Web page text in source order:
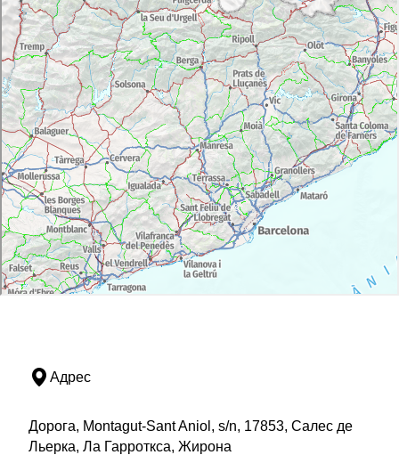
Адрес
Дорога, Montagut-Sant Aniol, s/n, 17853, Салес де
Льерка, Ла Гарроткса, Жирона